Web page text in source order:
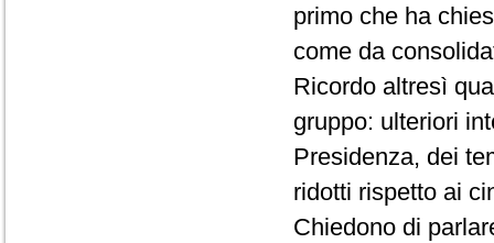
primo che ha
come da
Ricordo altresì
gruppo: ulteriori
Presidenza, dei
ridotti rispetto ai
Chiedono di